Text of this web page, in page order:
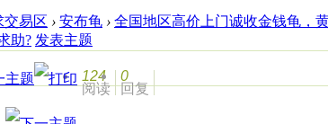
交易区 › 安布龟 › 全国地区高价上门诚收金钱龟，
助? 发表主题
124
阅读
0
回复